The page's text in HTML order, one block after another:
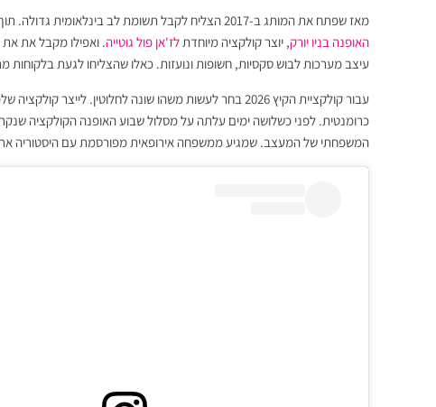
מאז שפתח את המותג ב-2017 הצליח לקבל תשומת לב בינלאומית גדולה. תוך פחות מ-3 שנים הוא מצא את עצמו מוכר מעבר לים. מציג בשבוע
האופנה בניו יורק, יוצר קולקציה מיוחדת לז'אן פול גוטייה. ואפילו מקבל את
עיצב מערכות לבוש סקסיות, חשופות ונועזות. כאלו שהצליחו לגעת בלקוחות
עבור קולקציית הקיץ 2026 בחר לעשות משהו שונה לחלוטין.
המשפחתי של המעצב. שמגיע ממשפחה אירופאית מפורסמת עם היסטוריה